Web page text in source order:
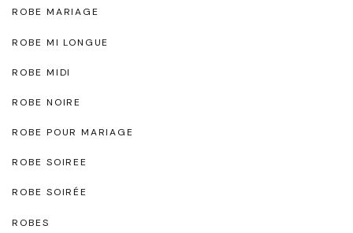
ROBE MARIAGE
ROBE MI LONGUE
ROBE MIDI
ROBE NOIRE
ROBE POUR MARIAGE
ROBE SOIREE
ROBE SOIRÉE
ROBES